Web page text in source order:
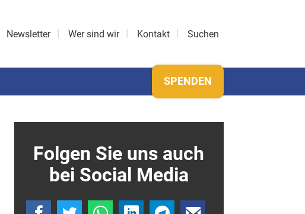
Newsletter Wer sind wir Kontakt Suchen
SPENDEN
Folgen Sie uns auch
bei Social Media